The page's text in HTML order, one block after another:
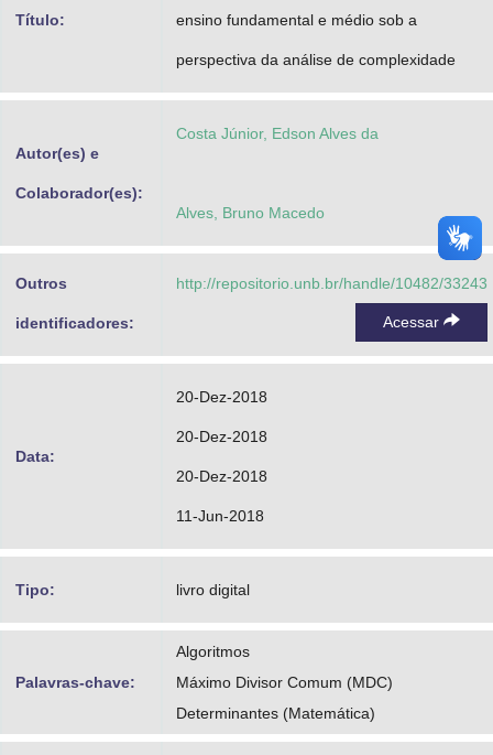
Título: ensino fundamental e médio sob a
perspectiva da análise de complexidade
Autor(es) e
Colaborador(es):
Costa Júnior, Edson Alves da
Alves, Bruno Macedo
Outros
identificadores:
http://repositorio.unb.br/handle/10482/33243
Acessar
Data:
20-Dez-2018
20-Dez-2018
20-Dez-2018
11-Jun-2018
Tipo: livro digital
Palavras-chave:
Algoritmos
Máximo Divisor Comum (MDC)
Determinantes (Matemática)